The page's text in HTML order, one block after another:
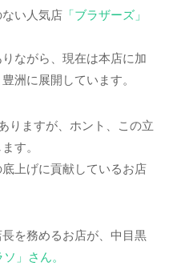
い人気店 「ブラザーズ」
ながら、現在は本店に加
洲に展開しています。
りますが、ホント、この立
す。
上げに貢献しているお店
を務めるお店が、中目黒
ソ」さん。